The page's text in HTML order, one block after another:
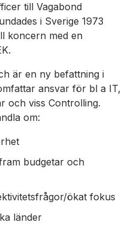
till Vagabond
i Sverige 1973
koncern med en
är en ny befattning i
ansvar för bl a IT,
och viss Controlling.
om:
budgetar och
ökat fokus
länder